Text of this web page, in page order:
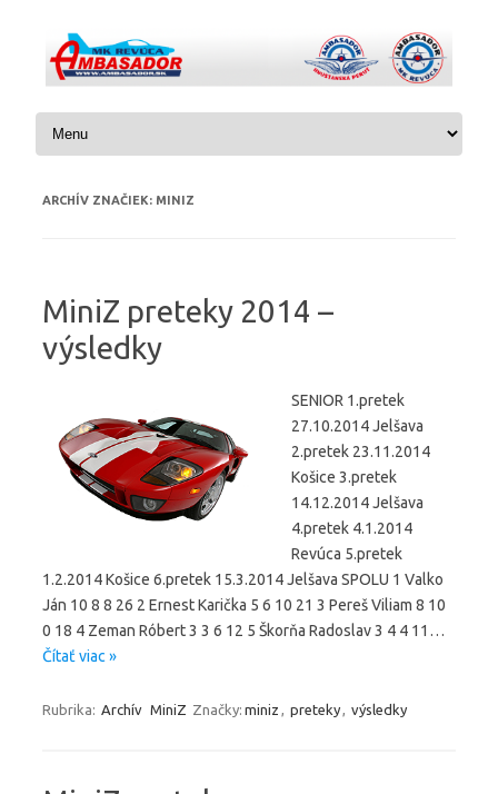
Preskočiť na obsah
ARCHÍV ZNAČIEK: MINIZ
MiniZ preteky 2014 –
výsledky
SENIOR 1.pretek
27.10.2014 Jelšava
2.pretek 23.11.2014
Košice 3.pretek
14.12.2014 Jelšava
4.pretek 4.1.2014
Revúca 5.pretek
1.2.2014 Košice 6.pretek 15.3.2014 Jelšava SPOLU 1 Valko
Ján 10 8 8 26 2 Ernest Karička 5 6 10 21 3 Pereš Viliam 8 10
0 18 4 Zeman Róbert 3 3 6 12 5 Škorňa Radoslav 3 4 4 11…
Čítať viac »
Rubrika: Archív MiniZ Značky: miniz preteky výsledky